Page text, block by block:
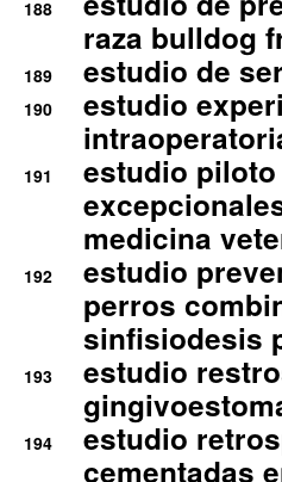
188
raza bulldog
189 estudio de
190
estudio
191
estudio
medicina
192
estudio
perros
sinfisiodesis
193
estudio
194
estudio
cementadas